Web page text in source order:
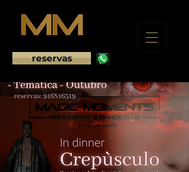
reservas